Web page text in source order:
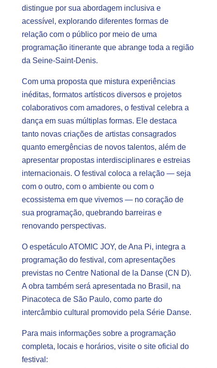
distingue por sua abordagem inclusiva e
acessível, explorando diferentes formas de
relação com o público por meio de uma
programação itinerante que abrange toda a região
da Seine-Saint-Denis.
Com uma proposta que mistura experiências
inéditas, formatos artísticos diversos e projetos
colaborativos com amadores, o festival celebra a
dança em suas múltiplas formas. Ele destaca
tanto novas criações de artistas consagrados
quanto emergências de novos talentos, além de
apresentar propostas interdisciplinares e estreias
internacionais. O festival coloca a relação — seja
com o outro, com o ambiente ou com o
ecossistema em que vivemos — no coração de
sua programação, quebrando barreiras e
renovando perspectivas.
O espetáculo ATOMIC JOY, de Ana Pi, integra a
programação do festival, com apresentações
previstas no Centre National de la Danse (CN D).
A obra também será apresentada no Brasil, na
Pinacoteca de São Paulo, como parte do
intercâmbio cultural promovido pela Série Danse.
Para mais informações sobre a programação
completa, locais e horários, visite o site oficial do
festival: